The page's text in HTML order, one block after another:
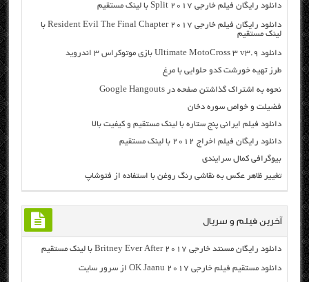
دانلود رایگان فیلم خارجی Split 2017 با لینک مستقیم
دانلود رایگان فیلم خارجی Resident Evil The Final Chapter 2017 با
لینک مستقیم
دانلود Ultimate MotoCross 3 v3.9 بازی موتوکراس ۳ اندروید
طرز تهیه خورشت کدو حلوایی با مرغ
نحوه به اشتراک گذاشتن صفحه در Google Hangouts
فضیلت و خواص سوره دخان
دانلود فیلم ایرانی پنج ستاره با لینک مستقیم و کیفیت بالا
دانلود رایگان فیلم اخراج ۲۰۱۲ با لینک مستقیم
بیوگرافی کمال سرایندی
تغییر ظاهر عکس به نقاشی رنگ روغن با استفاده از فتوشاپ
آخرین فیلم و سریال
دانلود رایگان مسنتد خارجی Britney Ever After 2017 با لینک مستقیم
دانلود مستقیم فیلم خارجی OK Jaanu 2017 از سرور سایت